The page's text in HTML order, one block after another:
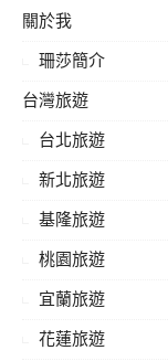
字:
關於我
珊莎簡介
台灣旅遊
台北旅遊
新北旅遊
基隆旅遊
桃園旅遊
宜蘭旅遊
花蓮旅遊